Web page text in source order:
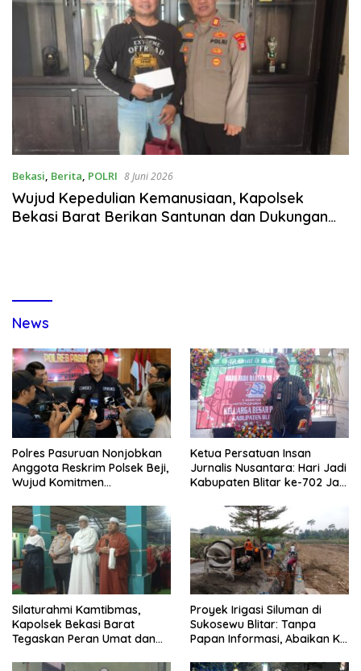
Bekasi, Berita, POLRI 8 Juni 2026
Wujud Kepedulian Kemanusiaan, Kapolsek
Bekasi Barat Berikan Santunan dan Dukungan
News
Polres Pasuruan Nonjobkan
Anggota Reskrim Polsek Beji,
Wujud Komitmen
Dugaan Penganiayaan
Ketua Persatuan Insan
Jurnalis Nusantara: Hari Jadi
Kabupaten Blitar ke-702 Jadi
Pembangunan
Silaturahmi Kamtibmas,
Kapolsek Bekasi Barat
Tegaskan Peran Umat dan
Kondusivitas Wilayah
Proyek Irigasi Siluman di
Sukosewu Blitar: Tanpa
Papan Informasi, Abaikan K3,
Tanggung Jawab